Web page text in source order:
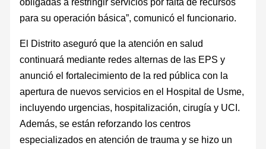
para su operación básica”, comunicó el funcionario.
El Distrito aseguró que la atención en salud
continuará mediante redes alternas de las EPS y
anunció el fortalecimiento de la red pública con la
apertura de nuevos servicios en el Hospital de Usme,
incluyendo urgencias, hospitalización, cirugía y UCI.
Además, se están reforzando los centros
especializados en atención de trauma y se hizo un